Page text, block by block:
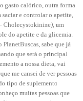
gasto calórico, outra forma
e controlar o apetite,
Cholecystokinine) um
do apetite e da glicemia.
PlanetBuscas, sabe que já
que será o principal
a nossa dieta, vai
me cansei de ver pessoas
tipo de suplemento
muitas pessoas que